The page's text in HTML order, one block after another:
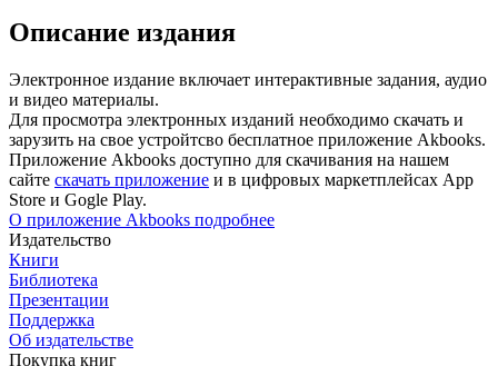
Описание издания
Электронное издание включает интерактивные задания, аудио
и видео материалы.
Для просмотра электронных изданий необходимо скачать и
зарузить на свое устройтсво бесплатное приложение Akbooks.
Приложение Akbooks доступно для скачивания на нашем
сайте скачать приложение и в цифровых маркетплейсах App
Store и Gogle Play.
О приложение Akbooks подробнее
Издательство
Книги
Библиотека
Презентации
Поддержка
Об издательстве
Покупка книг